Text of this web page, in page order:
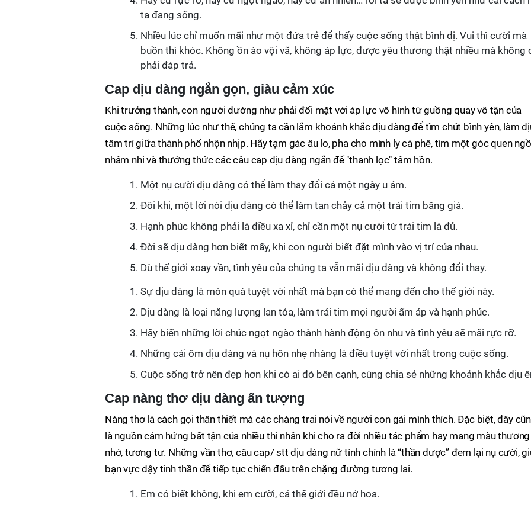
ta đang sống.
Nhiều lúc chỉ muốn mãi như một đứa trẻ để thấy cuộc sống thật bình dị. Vui thì cười mà
buồn thì khóc. Không ồn ào vội vã, không áp lực, được yêu thương thật nhiều mà không
phải đáp trả.
Cap dịu dàng ngắn gọn, giàu cảm xúc
Khi trưởng thành, con người dường như phải đối mặt với áp lực vô hình từ guồng quay vô tận của
cuộc sống. Những lúc như thế, chúng ta cần lắm khoảnh khắc dịu dàng để tìm chút bình yên, làm
tâm trí giữa thành phố nhộn nhịp. Hãy tạm gác âu lo, pha cho mình ly cà phê, tìm một góc quen
nhâm nhi và thưởng thức các câu cap dịu dàng ngắn để "thanh lọc" tâm hồn.
Một nụ cười dịu dàng có thể làm thay đổi cả một ngày u ám.
Đôi khi, một lời nói dịu dàng có thể làm tan chảy cả một trái tim băng giá.
Hạnh phúc không phải là điều xa xỉ, chỉ cần một nụ cười từ trái tim là đủ.
Đời sẽ dịu dàng hơn biết mấy, khi con người biết đặt mình vào vị trí của nhau.
Dù thế giới xoay vần, tình yêu của chúng ta vẫn mãi dịu dàng và không đổi thay.
Sự dịu dàng là món quà tuyệt vời nhất mà bạn có thể mang đến cho thế giới này.
Dịu dàng là loại năng lượng lan tỏa, làm trái tim mọi người ấm áp và hạnh phúc.
Hãy biến những lời chúc ngọt ngào thành hành động ôn nhu và tình yêu sẽ mãi rực rỡ.
Những cái ôm dịu dàng và nụ hôn nhẹ nhàng là điều tuyệt vời nhất trong cuộc sống.
Cuộc sống trở nên đẹp hơn khi có ai đó bên cạnh, cùng chia sẻ những khoảnh khắc dịu
Cap nàng thơ dịu dàng ấn tượng
Nàng thơ là cách gọi thân thiết mà các chàng trai nói về người con gái mình thích. Đặc biệt, đây
là nguồn cảm hứng bất tận của nhiều thi nhân khi cho ra đời nhiều tác phẩm hay mang màu thương
nhớ, tương tư. Những vần thơ, câu cap/ stt dịu dàng nữ tính chính là “thần dược” đem lại nụ cười,
bạn vực dậy tinh thần để tiếp tục chiến đấu trên chặng đường tương lai.
Em có biết không, khi em cười, cả thế giới đều nở hoa.